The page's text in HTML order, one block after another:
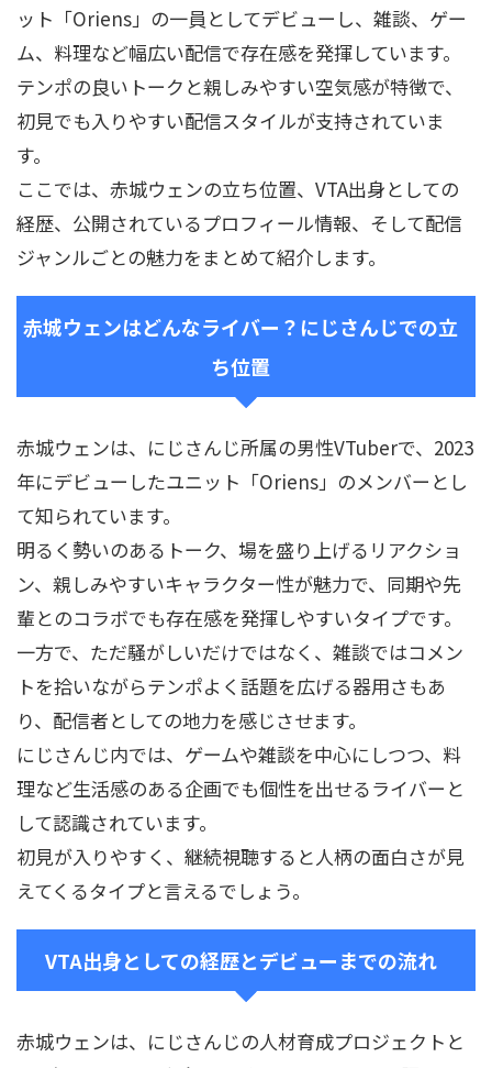
ット「Oriens」の一員としてデビューし、雑談、ゲー
ム、料理など幅広い配信で存在感を発揮しています。
テンポの良いトークと親しみやすい空気感が特徴で、
初見でも入りやすい配信スタイルが支持されていま
す。
ここでは、赤城ウェンの立ち位置、VTA出身としての
経歴、公開されているプロフィール情報、そして配信
ジャンルごとの魅力をまとめて紹介します。
赤城ウェンはどんなライバー？にじさんじでの立
ち位置
赤城ウェンは、にじさんじ所属の男性VTuberで、2023
年にデビューしたユニット「Oriens」のメンバーとし
て知られています。
明るく勢いのあるトーク、場を盛り上げるリアクショ
ン、親しみやすいキャラクター性が魅力で、同期や先
輩とのコラボでも存在感を発揮しやすいタイプです。
一方で、ただ騒がしいだけではなく、雑談ではコメン
トを拾いながらテンポよく話題を広げる器用さもあ
り、配信者としての地力を感じさせます。
にじさんじ内では、ゲームや雑談を中心にしつつ、料
理など生活感のある企画でも個性を出せるライバーと
して認識されています。
初見が入りやすく、継続視聴すると人柄の面白さが見
えてくるタイプと言えるでしょう。
VTA出身としての経歴とデビューまでの流れ
赤城ウェンは、にじさんじの人材育成プロジェクトと